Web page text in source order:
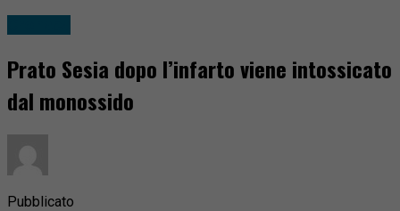
Prato Sesia dopo l’infarto viene intossicato
dal monossido
Pubblicato